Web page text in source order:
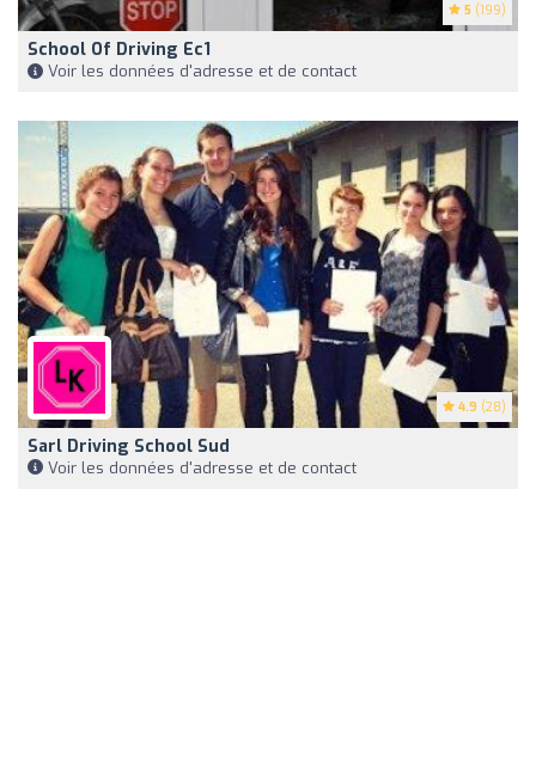
5 (199)
School Of Driving Ec1
Voir les données d'adresse et de contact
4.9 (28)
Sarl Driving School Sud
Voir les données d'adresse et de contact